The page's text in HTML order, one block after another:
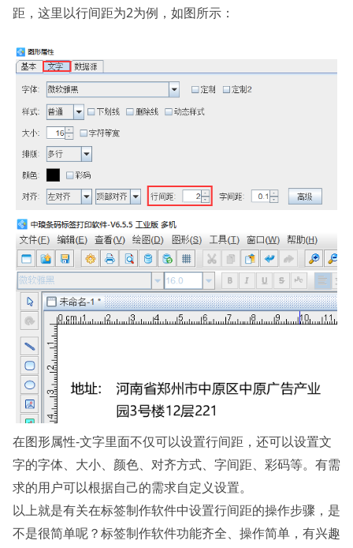
距，这里以行间距为2为例，如图所示：
在图形属性-文字里面不仅可以设置行间距，还可以设置文
字的字体、大小、颜色、对齐方式、字间距、彩码等。有需
求的用户可以根据自己的需求自定义设置。
以上就是有关在标签制作软件中设置行间距的操作步骤，是
不是很简单呢？标签制作软件功能齐全、操作简单，有兴趣